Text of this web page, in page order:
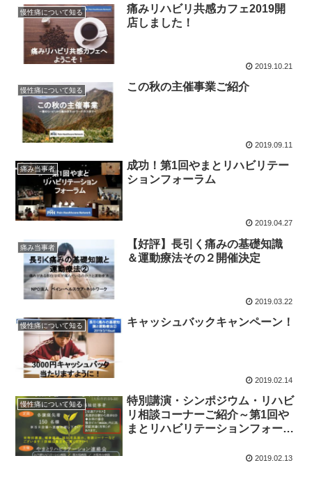
慢性痛について知る
痛みリハビリ共感カフェ2019開
店しました！
2019.10.21
慢性痛について知る この秋の主催事業ご紹介
2019.09.11
痛み当事者
成功！第1回やまとリハビリテー
ションフォーラム
2019.04.27
痛み当事者
【好評】長引く痛みの基礎知識
＆運動療法その２開催決定
2019.03.22
慢性痛について知る キャッシュバックキャンペーン！
2019.02.14
慢性痛について知る
特別講演・シンポジウム・リハビ
リ相談コーナーご紹介～第1回や
まとリハビリテーションフォーラ
2019.02.13